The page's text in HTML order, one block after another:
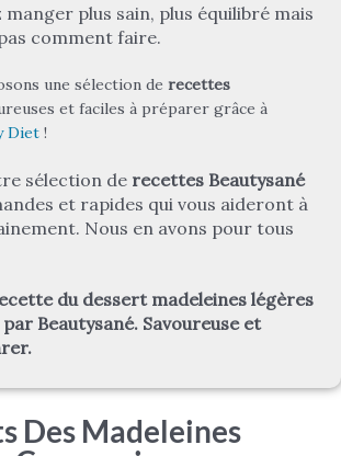
manger plus sain, plus équilibré mais
comment faire.
une sélection de recettes
et faciles à préparer grâce à
Diet !
sélection de recettes Beautysané
et rapides qui vous aideront à
Nous en avons pour tous
du dessert madeleines légères
Beautysané. Savoureuse et
Des Madeleines